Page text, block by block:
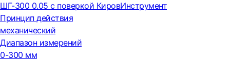
ШГ-300 0.05 с поверкой КировИнструмент
Принцип действия
механический
Диапазон измерений
0-300 мм